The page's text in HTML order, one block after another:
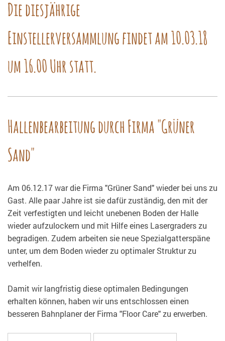
Die diesjährige
Einstellerversammlung findet am 10.03.18
um 16.00 Uhr statt.
Hallenbearbeitung durch Firma "Grüner
Sand"
Am 06.12.17 war die Firma "Grüner Sand" wieder bei uns zu
Gast. Alle paar Jahre ist sie dafür zuständig, den mit der
Zeit verfestigten und leicht unebenen Boden der Halle
wieder aufzulockern und mit Hilfe eines Lasergraders zu
begradigen. Zudem arbeiten sie neue Spezialgatterspäne
unter, um dem Boden wieder zu optimaler Struktur zu
verhelfen.
Damit wir langfristig diese optimalen Bedingungen
erhalten können, haben wir uns entschlossen einen
besseren Bahnplaner der Firma "Floor Care" zu erwerben.